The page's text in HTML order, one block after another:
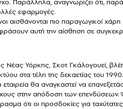
εφαρμογές.
αισθάνονται πιο παραγωγικοί χάρη
αυτή την αίσθηση σε
Υόρκης, Σκοτ Γκάλογουεϊ,
στα τέλη της δεκαετίας του 1990.
θα αναγκαστεί να
στην απόδοση των
ότι οι προσδοκίες για